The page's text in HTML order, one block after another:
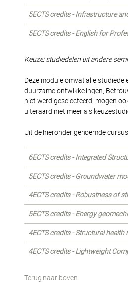
5ECTS credits - Infrastructure
5ECTS credits - English for
Keuze: studiedelen uit andere
Deze module omvat alle
duurzame ontwikkelingen,
niet werd geselecteerd, mogen
uiteraard niet meer als
Uit de hieronder genoemde
6ECTS credits - Integrated
5ECTS credits - Groundwater
4ECTS credits - Robustness of
5ECTS credits - Energy
4ECTS credits - Structural
4ECTS credits - Lightweight
Terug naar boven